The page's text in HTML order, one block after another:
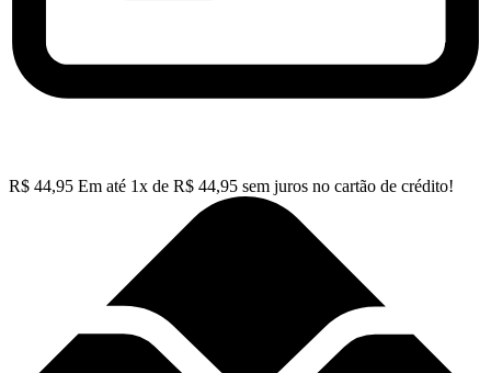
R$ 44,95 Em até 1x de R$ 44,95 sem juros no cartão de crédito!